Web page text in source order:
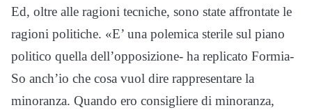
Ed, oltre alle ragioni tecniche, sono state affrontate le
ragioni politiche. «E’ una polemica sterile sul piano
politico quella dell’opposizione- ha replicato Formia-
So anch’io che cosa vuol dire rappresentare la
minoranza. Quando ero consigliere di minoranza,